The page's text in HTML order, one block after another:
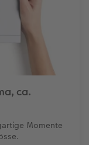
ca.
Momente